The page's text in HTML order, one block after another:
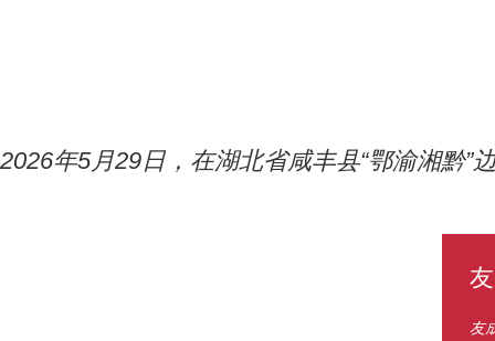
2026年5月29日，在湖北省咸丰县“鄂渝湘黔
友